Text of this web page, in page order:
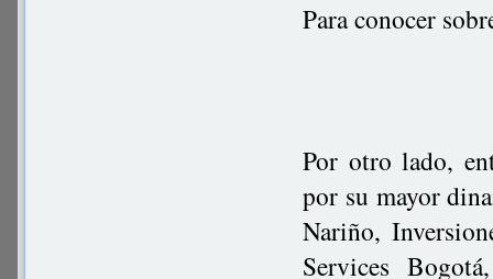
Para conocer
Por otro lado,
por su mayor
Nariño,
Services